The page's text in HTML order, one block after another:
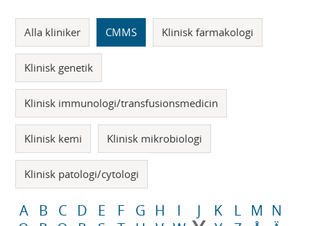
Alla kliniker CMMS Klinisk farmakologi
Klinisk genetik
Klinisk immunologi/transfusionsmedicin
Klinisk kemi Klinisk mikrobiologi
Klinisk patologi/cytologi
A B C D E F G H I J K L M N